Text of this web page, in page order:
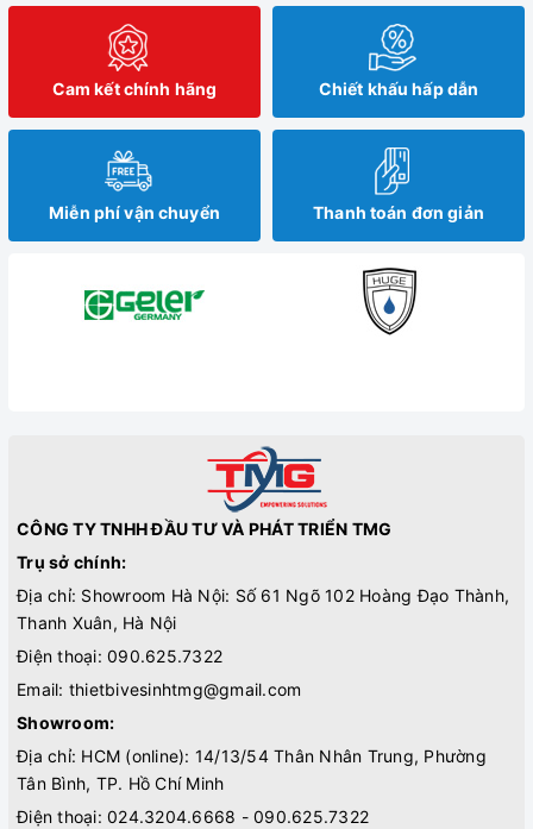
Cam kết chính hãng Chiết khấu hấp dẫn
Miễn phí vận chuyển Thanh toán đơn giản
CÔNG TY TNHH ĐẦU TƯ VÀ PHÁT TRIỂN TMG
Trụ sở chính:
Địa chỉ: Showroom Hà Nội: Số 61 Ngõ 102 Hoàng Đạo Thành,
Thanh Xuân, Hà Nội
Điện thoại: 090.625.7322
Email: thietbivesinhtmg@gmail.com
Showroom:
Địa chỉ: HCM (online): 14/13/54 Thân Nhân Trung, Phường
Tân Bình, TP. Hồ Chí Minh
Điện thoại: 024.3204.6668 - 090.625.7322